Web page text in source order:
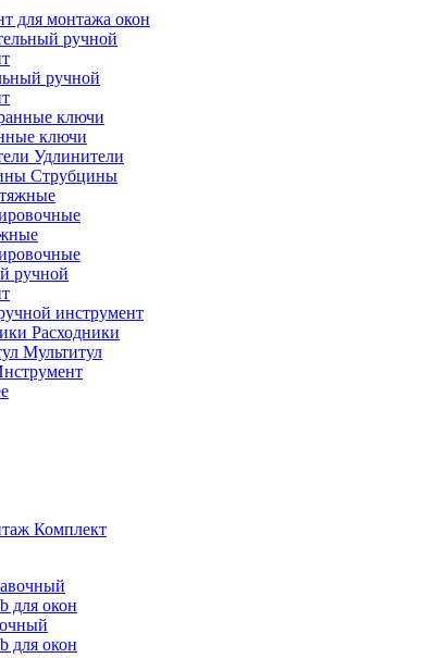
для монтажа окон
ручной
ключи
Удлинители
Струбцины
инструмент
Расходники
Мультитул
для окон